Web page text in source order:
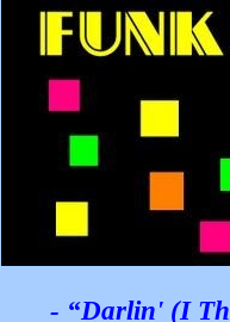
- “Darlin' (I